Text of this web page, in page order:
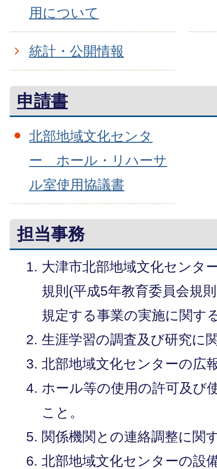
用について
統計・公開情報
申請書
北部地域文化センタ
ー ホール・リハーサ
ル室使用協議書
担当事務
大津市北部地域文化センタ
規則(平成5年教育委員会規
規定する事業の実施に関す
生涯学習の調査及び研究に
北部地域文化センターの広
ホール等の使用の許可及び
こと。
関係機関との連絡調整に関
北部地域文化センターの設